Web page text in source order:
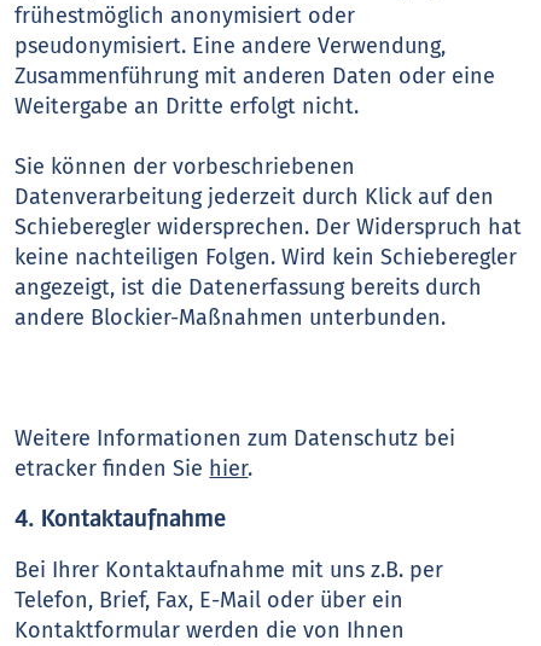
frühestmöglich anonymisiert oder
pseudonymisiert. Eine andere Verwendung,
Zusammenführung mit anderen Daten oder eine
Weitergabe an Dritte erfolgt nicht.
Sie können der vorbeschriebenen
Datenverarbeitung jederzeit durch Klick auf den
Schieberegler widersprechen. Der Widerspruch hat
keine nachteiligen Folgen. Wird kein Schieberegler
angezeigt, ist die Datenerfassung bereits durch
andere Blockier-Maßnahmen unterbunden.
Weitere Informationen zum Datenschutz bei
etracker finden Sie hier.
4. Kontaktaufnahme
Bei Ihrer Kontaktaufnahme mit uns z.B. per
Telefon, Brief, Fax, E-Mail oder über ein
Kontaktformular werden die von Ihnen